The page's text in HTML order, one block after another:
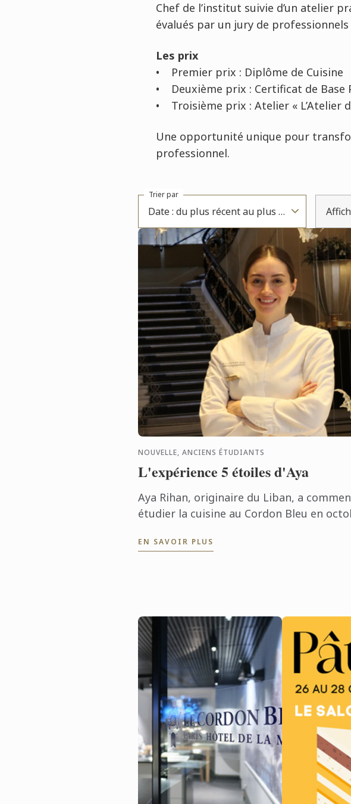
Chef de l’institut suivie d’un atelier
évalués par un jury de
Les prix
• Premier prix : Diplôme de Cuisine
• Deuxième prix : Certificat de Base
• Troisième prix : Atelier « L’Atelier
Une opportunité unique pour
professionnel.
Date : du plus récent au plus ancien
Trier par
NOUVELLE, ANCIENS ÉTUDIANTS
L'expérience 5 étoiles d'Aya
Aya Rihan, originaire du Liban, a
étudier la cuisine au Cordon Bleu en
Parcours Professionnel. ...
EN SAVOIR PLUS